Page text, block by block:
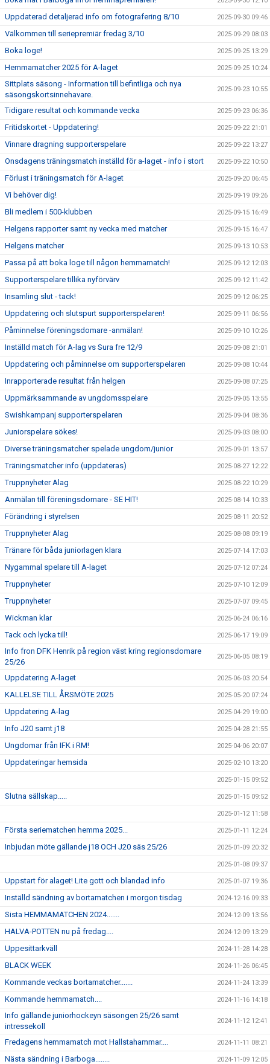
Uppdaterad detaljerad info om fotografering 8/10 2025-09-30 09:46
Välkommen till seriepremiär fredag 3/10 2025-09-29 08:03
Boka loge! 2025-09-25 13:29
Hemmamatcher 2025 för A-laget 2025-09-25 10:24
Sittplats säsong - Information till befintliga och nya
säsongskortsinnehavare.
2025-09-23 10:55
Tidigare resultat och kommande vecka 2025-09-23 06:36
Fritidskortet - Uppdatering! 2025-09-22 21:01
Vinnare dragning supporterspelare 2025-09-22 13:27
Onsdagens träningsmatch inställd för a-laget - info i stort 2025-09-22 10:50
Förlust i träningsmatch för A-laget 2025-09-20 06:45
Vi behöver dig! 2025-09-19 09:26
Bli medlem i 500-klubben 2025-09-15 16:49
Helgens rapporter samt ny vecka med matcher 2025-09-15 16:47
Helgens matcher 2025-09-13 10:53
Passa på att boka loge till någon hemmamatch! 2025-09-12 12:03
Supporterspelare tillika nyförvärv 2025-09-12 11:42
Insamling slut - tack! 2025-09-12 06:25
Uppdatering och slutspurt supporterspelaren! 2025-09-11 06:56
Påminnelse föreningsdomare -anmälan! 2025-09-10 10:26
Inställd match för A-lag vs Sura fre 12/9 2025-09-08 21:01
Uppdatering och påminnelse om supporterspelaren 2025-09-08 10:44
Inrapporterade resultat från helgen 2025-09-08 07:25
Uppmärksammande av ungdomsspelare 2025-09-05 13:55
Swishkampanj supporterspelaren 2025-09-04 08:36
Juniorspelare sökes! 2025-09-03 08:00
Diverse träningsmatcher spelade ungdom/junior 2025-09-01 13:57
Träningsmatcher info (uppdateras) 2025-08-27 12:22
Truppnyheter Alag 2025-08-22 10:29
Anmälan till föreningsdomare - SE HIT! 2025-08-14 10:33
Förändring i styrelsen 2025-08-11 20:52
Truppnyheter Alag 2025-08-08 09:19
Tränare för båda juniorlagen klara 2025-07-14 17:03
Nygammal spelare till A-laget 2025-07-12 07:24
Truppnyheter 2025-07-10 12:09
Truppnyheter 2025-07-07 09:45
Wickman klar 2025-06-24 06:16
Tack och lycka till! 2025-06-17 19:09
Info fron DFK Henrik på region väst kring regionsdomare
25/26
2025-06-05 08:19
Uppdatering A-laget 2025-06-03 20:54
KALLELSE TILL ÅRSMÖTE 2025 2025-05-20 07:24
Uppdatering A-lag 2025-04-29 19:00
Info J20 samt j18 2025-04-28 21:55
Ungdomar från IFK i RM! 2025-04-06 20:07
Uppdateringar hemsida 2025-02-10 13:20
2025-01-15 09:52
Slutna sällskap..... 2025-01-15 09:52
2025-01-12 11:58
Första seriematchen hemma 2025... 2025-01-11 12:24
Inbjudan möte gällande j18 OCH J20 säs 25/26 2025-01-09 20:32
2025-01-08 09:37
Uppstart för alaget! Lite gott och blandad info 2025-01-07 19:36
Inställd sändning av bortamatchen i morgon tisdag 2024-12-16 09:33
Sista HEMMAMATCHEN 2024....... 2024-12-09 13:56
HALVA-POTTEN nu på fredag.... 2024-12-09 13:29
Uppesittarkväll 2024-11-28 14:28
BLACK WEEK 2024-11-26 06:45
Kommande veckas bortamatcher....... 2024-11-24 13:39
Kommande hemmamatch.... 2024-11-16 14:18
Info gällande juniorhockeyn säsongen 25/26 samt
intressekoll
2024-11-12 12:41
Fredagens hemmamatch mot Hallstahammar.... 2024-11-11 08:21
Nästa sändning i Barboga........ 2024-11-09 12:05